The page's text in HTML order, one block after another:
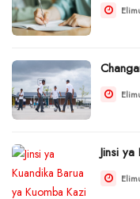
Jinsi